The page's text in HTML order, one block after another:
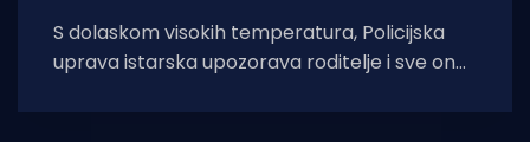
S dolaskom visokih temperatura, Policijska
uprava istarska upozorava roditelje i sve one